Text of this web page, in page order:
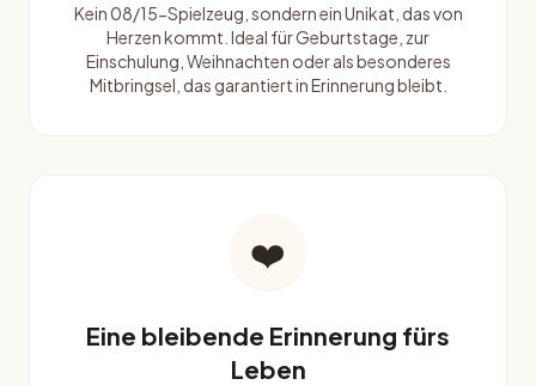
Kein 08/15-Spielzeug, sondern ein Unikat, das von
Herzen kommt. Ideal für Geburtstage, zur
Einschulung, Weihnachten oder als besonderes
Mitbringsel, das garantiert in Erinnerung bleibt.
❤️
Eine bleibende Erinnerung fürs
Leben